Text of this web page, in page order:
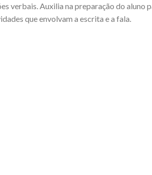
verbais. Auxilia na preparação do aluno
que envolvam a escrita e a fala.